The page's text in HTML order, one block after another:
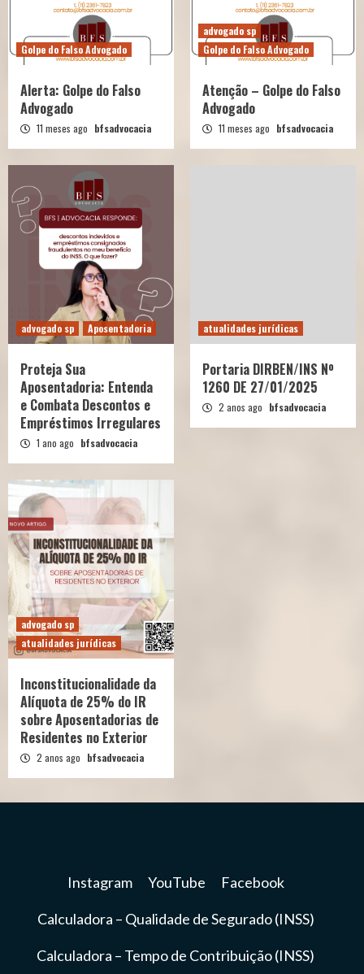
Golpe do Falso Advogado
Alerta: Golpe do Falso
Advogado
11 meses ago bfsadvocacia
advogado sp
Golpe do Falso Advogado
Atenção – Golpe do Falso
Advogado
11 meses ago bfsadvocacia
advogado sp Aposentadoria
Proteja Sua
Aposentadoria: Entenda
e Combata Descontos e
Empréstimos Irregulares
1 ano ago bfsadvocacia
atualidades jurídicas
Portaria DIRBEN/INS Nº
1260 DE 27/01/2025
2 anos ago bfsadvocacia
advogado sp
atualidades jurídicas
Inconstitucionalidade da
Alíquota de 25% do IR
sobre Aposentadorias de
Residentes no Exterior
2 anos ago bfsadvocacia
Instagram YouTube Facebook
Calculadora – Qualidade de Segurado (INSS)
Calculadora – Tempo de Contribuição (INSS)